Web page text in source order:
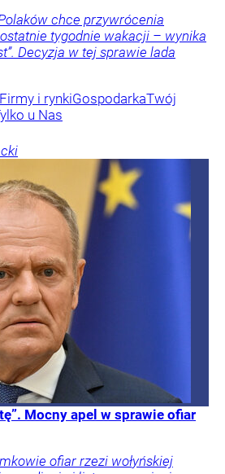
chce przywrócenia
tygodnie wakacji – wynika
Decyzja w tej sprawie lada
Firmy i rynkiGospodarkaTwój
u Nas
Mocny apel w sprawie ofiar
ofiar rzezi wołyńskiej